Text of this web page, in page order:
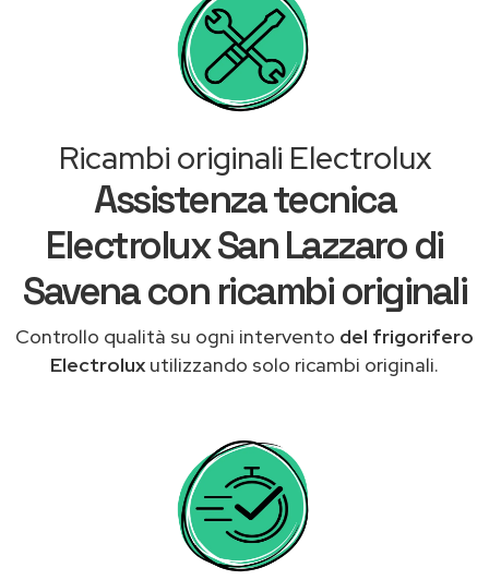
Ricambi originali Electrolux
Assistenza tecnica
Electrolux San Lazzaro di
Savena con ricambi originali
Controllo qualità su ogni intervento del frigorifero
Electrolux utilizzando solo ricambi originali.